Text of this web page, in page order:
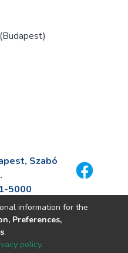
Szabó
5000
information for the
Preferences,
.
policy.